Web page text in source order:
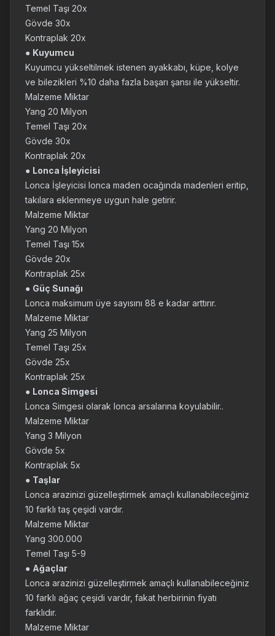
Temel Taşı 20x
Gövde 30x
Kontraplak 20x
● Kuyumcu
Kuyumcu yükseltilmek istenen ayakkabı, küpe, kolye
ve bilezikleri %10 daha fazla başarı şansı ile yükseltir.
Malzeme Miktar
Yang 20 Milyon
Temel Taşı 20x
Gövde 30x
Kontraplak 20x
● Lonca İşleyicisi
Lonca İşleyicisi lonca maden ocağında madenleri eritip,
takılara eklenmeye uygun hale getirir.
Malzeme Miktar
Yang 20 Milyon
Temel Taşı 15x
Gövde 20x
Kontraplak 25x
● Güç Sunağı
Lonca maksimum üye sayısını 88 e kadar arttırır.
Malzeme Miktar
Yang 25 Milyon
Temel Taşı 25x
Gövde 25x
Kontraplak 25x
● Lonca Simgesi
Lonca Simgesi olarak lonca arsalarına koyulabilir..
Malzeme Miktar
Yang 3 Milyon
Gövde 5x
Kontraplak 5x
● Taşlar
Lonca arazinizi güzelleştirmek amaçlı kullanabileceğiniz
10 farklı taş çeşidi vardır.
Malzeme Miktar
Yang 300.000
Temel Taşı 5-9
● Ağaçlar
Lonca arazinizi güzelleştirmek amaçlı kullanabileceğiniz
10 farklı ağaç çeşidi vardır, fakat herbirinin fiyatı
farklıdır.
Malzeme Miktar